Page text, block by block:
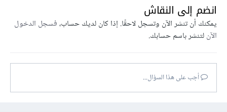
انضم إلى النقاش
يمكنك أن تنشر الآن وتسجل لاحقًا. إذا كان لديك حساب،فسجل الدخول
الآنلتنشر باسم حسابك.
أجب على هذا السؤال...